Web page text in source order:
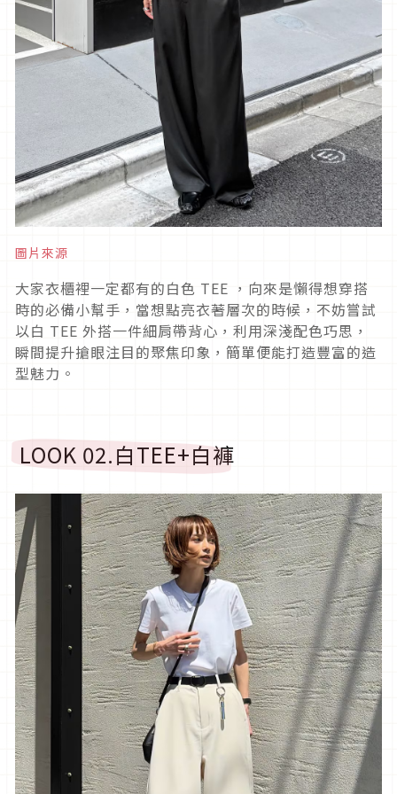
圖片來源
大家衣櫃裡一定都有的白色 TEE ，向來是懶得想穿搭
時的必備小幫手，當想點亮衣著層次的時候，不妨嘗試
以白 TEE 外搭一件細肩帶背心，利用深淺配色巧思，
瞬間提升搶眼注目的聚焦印象，簡單便能打造豐富的造
型魅力。
LOOK 02.白TEE+白褲